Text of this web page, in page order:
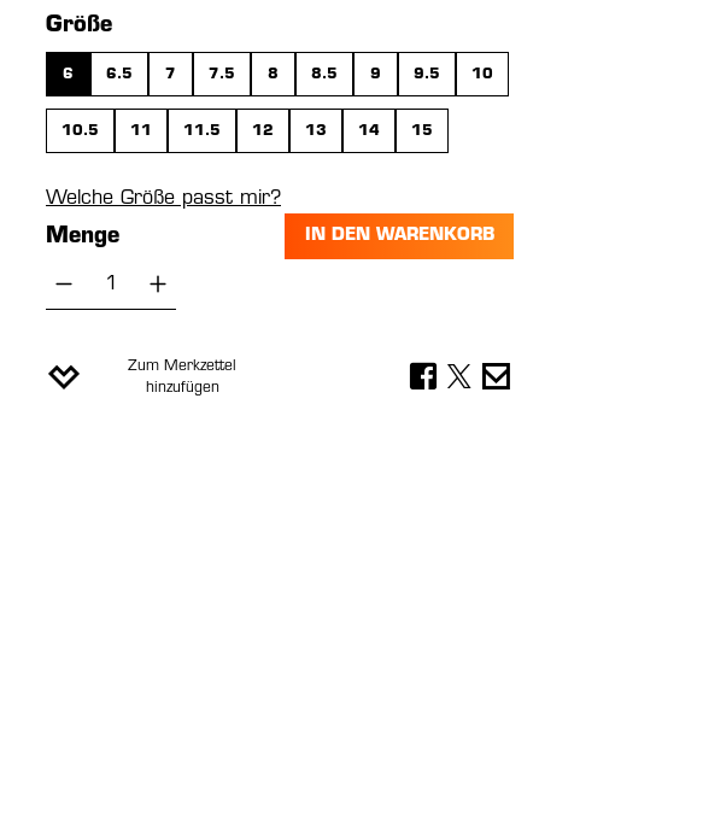
Größeauswählen
6 6.5 7 7.5 8 8.5 9 9.5 10
10.5 11 11.5 12 13 14 15
Welche Größe passt mir?
Menge
Produkt Anzahl: Gib den gewünschten Wert
IN DEN WARENKORB
Zum Merkzettel
hinzufügen